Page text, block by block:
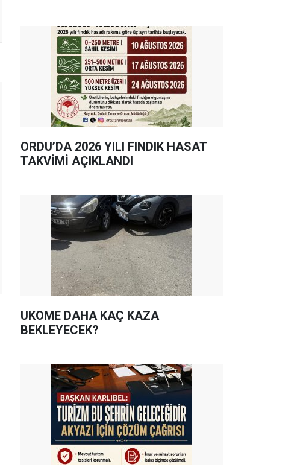
ORDU’DA 2026 YILI FINDIK HASAT
TAKVİMİ AÇIKLANDI
UKOME DAHA KAÇ KAZA
BEKLEYECEK?